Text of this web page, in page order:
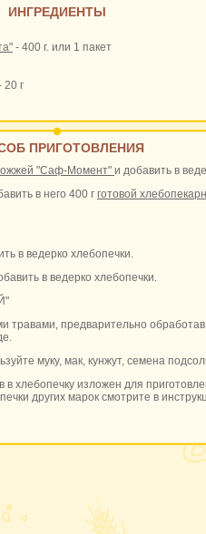
ИНГРЕДИЕНТЫ
- 400 г. или 1 пакет
20 г
ПРИГОТОВЛЕНИЯ
"Саф-Момент" и добавить в
в него 400 г готовой
в ведерко хлебопечки.
в ведерко хлебопечки.
травами, предварительно
муку, мак, кунжут, семена
хлебопечку изложен для
других марок смотрите в